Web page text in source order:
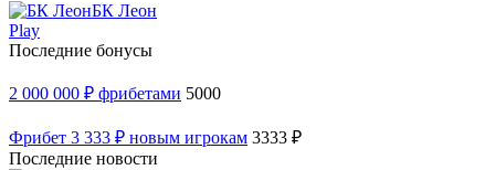
БК Леон
Play
Последние бонусы
2 000 000 ₽ фрибетами 5000
Фрибет 3 333 ₽ новым игрокам 3333 ₽
Последние новости